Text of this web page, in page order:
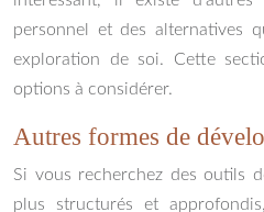
personnel et des alternatives
exploration de soi. Cette
options à considérer.
Autres formes de
Si vous recherchez des outils
plus structurés et